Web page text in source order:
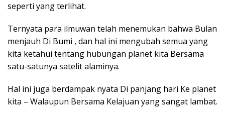
seperti yang terlihat.
Ternyata para ilmuwan telah menemukan bahwa Bulan
menjauh Di Bumi , dan hal ini mengubah semua yang
kita ketahui tentang hubungan planet kita Bersama
satu-satunya satelit alaminya.
Hal ini juga berdampak nyata Di panjang hari Ke planet
kita – Walaupun Bersama Kelajuan yang sangat lambat.